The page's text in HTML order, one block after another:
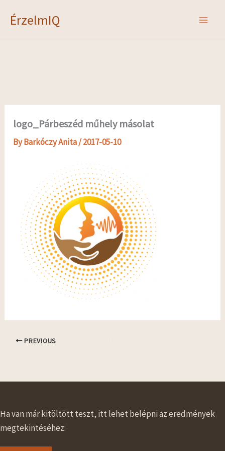
ÉrzelmIQ
logo_Párbeszéd műhely másolat
ByBarkóczy Anita/2017-05-10
PREVIOUS
Ha van már kitöltött teszt, itt lehet belépni az eredmények
megtekintéséhez: